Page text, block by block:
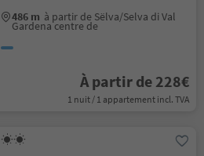
486 m à partir de Sëlva/Selva di Val
Gardena centre de
À partir de 228€
1 nuit / 1 appartement incl. TVA